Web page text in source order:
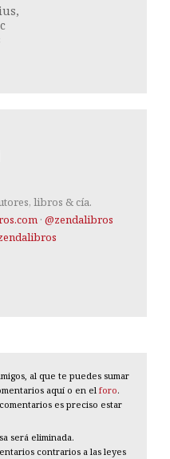
libros & cía.
· @zendalibros
al que te puedes sumar
aquí o en el foro.
es preciso estar
será eliminada.
contrarios a las leyes